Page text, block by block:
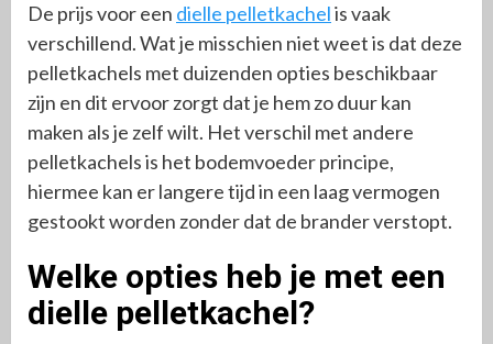
De prijs voor een dielle pelletkachelis vaak
verschillend. Wat je misschien niet weet is dat deze
pelletkachels met duizenden opties beschikbaar
zijn en dit ervoor zorgt dat je hem zo duur kan
maken als je zelf wilt. Het verschil met andere
pelletkachels is het bodemvoeder principe,
hiermee kan er langere tijd in een laag vermogen
gestookt worden zonder dat de brander verstopt.
Welke opties heb je met een
dielle pelletkachel?